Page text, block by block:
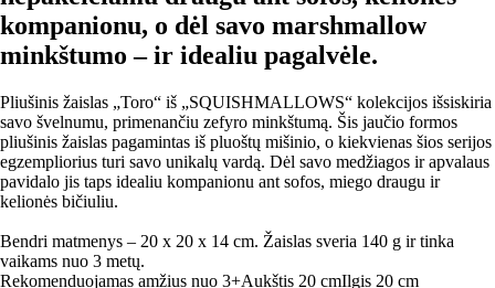
kompanionu, o dėl savo marshmallow
minkštumo – ir idealiu pagalvėle.
Pliušinis žaislas „Toro“ iš „SQUISHMALLOWS“ kolekcijos išsiskiria
savo švelnumu, primenančiu zefyro minkštumą. Šis jaučio formos
pliušinis žaislas pagamintas iš pluoštų mišinio, o kiekvienas šios serijos
egzempliorius turi savo unikalų vardą. Dėl savo medžiagos ir apvalaus
pavidalo jis taps idealiu kompanionu ant sofos, miego draugu ir
kelionės bičiuliu.
Bendri matmenys – 20 x 20 x 14 cm. Žaislas sveria 140 g ir tinka
vaikams nuo 3 metų.
Rekomenduojamas amžius nuo 3+Aukštis 20 cmIlgis 20 cm